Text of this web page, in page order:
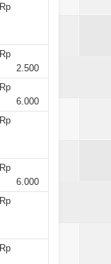
Rp
Rp
2.500
Rp
6.000
Rp
Rp
6.000
Rp
Rp